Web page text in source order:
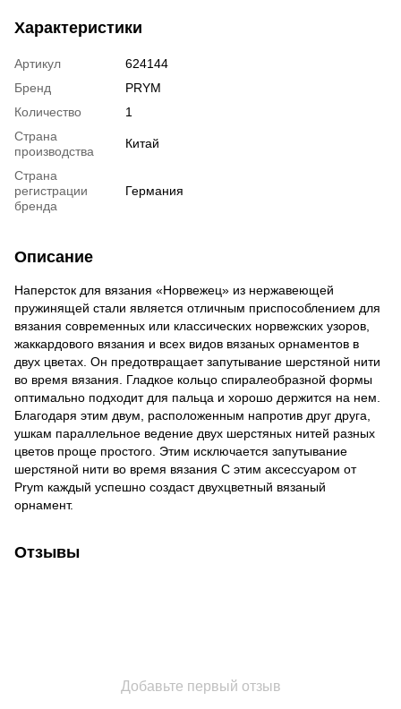
Характеристики
Артикул
624144
Бренд
PRYM
Количество
1
Страна
производства
Китай
Страна
регистрации
бренда
Германия
Описание
Наперсток для вязания «Норвежец» из нержавеющей
пружинящей стали является отличным приспособлением для
вязания современных или классических норвежских узоров,
жаккардового вязания и всех видов вязаных орнаментов в
двух цветах. Он предотвращает запутывание шерстяной нити
во время вязания. Гладкое кольцо спиралеобразной формы
оптимально подходит для пальца и хорошо держится на нем.
Благодаря этим двум, расположенным напротив друг друга,
ушкам параллельное ведение двух шерстяных нитей разных
цветов проще простого. Этим исключается запутывание
шерстяной нити во время вязания С этим аксессуаром от
Prym каждый успешно создаст двухцветный вязаный
орнамент.
Отзывы
Добавьте первый отзыв